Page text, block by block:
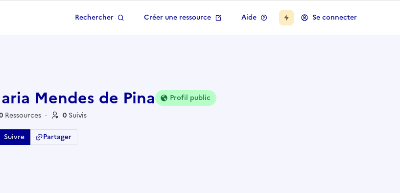
Rechercher Créer une ressource Aide Se connecter
Mendes de Pina
Profil public
Ressources · 0 Suivis
Suivre Partager